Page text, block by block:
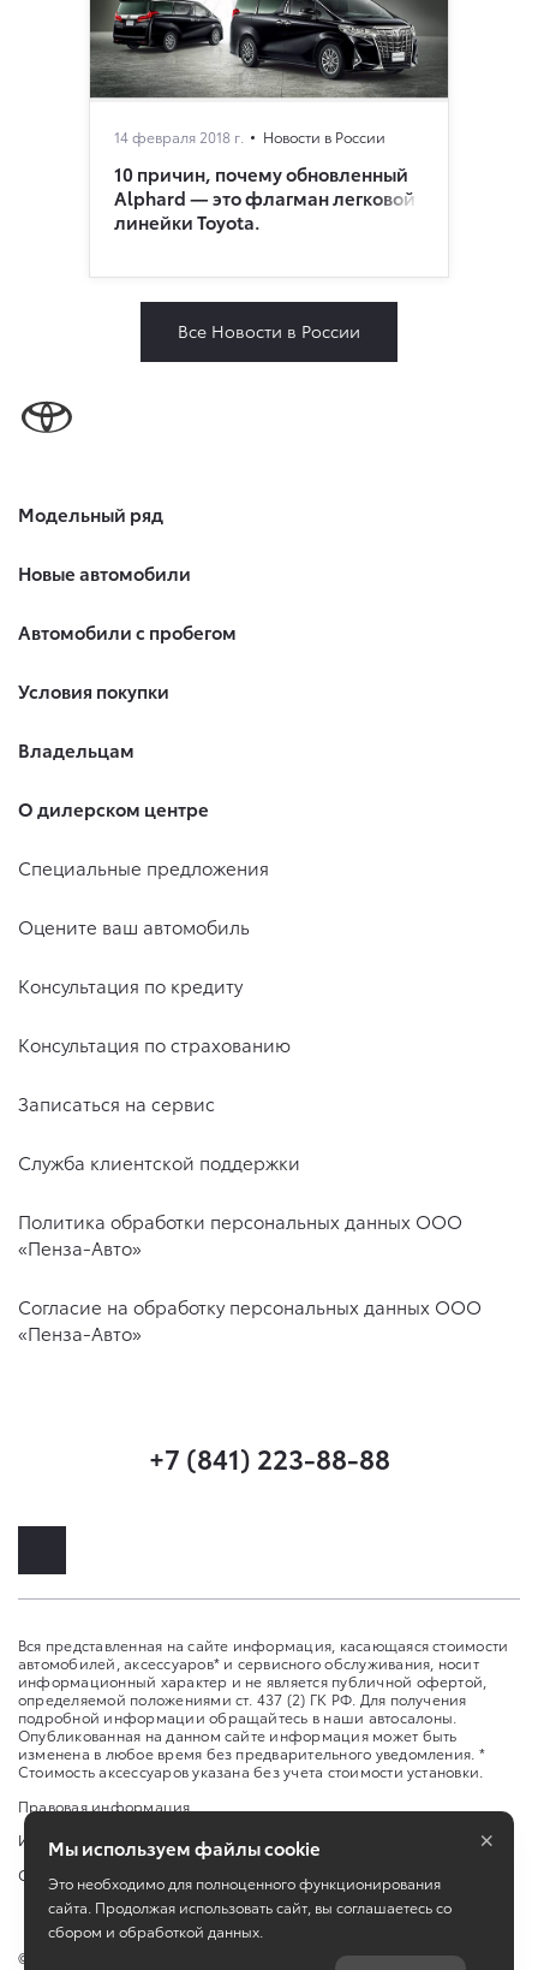
14 февраля 2018 г. Новости в России
10 причин, почему обновленный
Alphard — это флагман легковой
линейки Toyota.
Все Новости в России
Модельный ряд
Новые автомобили
Автомобили с пробегом
Условия покупки
Владельцам
О дилерском центре
Специальные предложения
Оцените ваш автомобиль
Консультация по кредиту
Консультация по страхованию
Записаться на сервис
Служба клиентской поддержки
Политика обработки персональных данных ООО
«Пенза-Авто»
Согласие на обработку персональных данных ООО
«Пенза-Авто»
+7 (841) 223-88-88
Вся представленная на сайте информация, касающаяся стоимости
автомобилей, аксессуаров* и сервисного обслуживания, носит
информационный характер и не является публичной офертой,
определяемой положениями ст. 437 (2) ГК РФ. Для получения
подробной информации обращайтесь в наши автосалоны.
Опубликованная на данном сайте информация может быть
изменена в любое время без предварительного уведомления. *
Стоимость аксессуаров указана без учета стоимости установки.
Правовая информация
Изменить настройку cookies
Сбросить cookie
©
Мы используем файлы cookie
Это необходимо для полноценного функционирования
сайта. Продолжая использовать сайт, вы соглашаетесь со
сбором и обработкой данных.
×